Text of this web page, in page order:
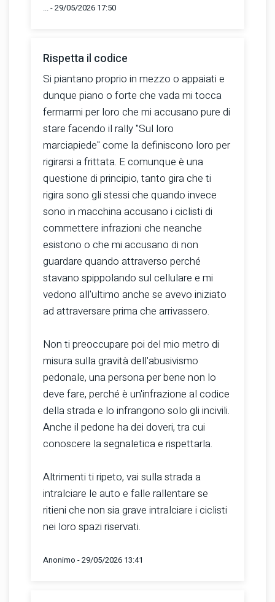
... - 29/05/2026 17:50
Rispetta il codice
Si piantano proprio in mezzo o appaiati e
dunque piano o forte che vada mi tocca
fermarmi per loro che mi accusano pure di
stare facendo il rally "Sul loro
marciapiede" come la definiscono loro per
rigirarsi a frittata. E comunque è una
questione di principio, tanto gira che ti
rigira sono gli stessi che quando invece
sono in macchina accusano i ciclisti di
commettere infrazioni che neanche
esistono o che mi accusano di non
guardare quando attraverso perché
stavano spippolando sul cellulare e mi
vedono all'ultimo anche se avevo iniziato
ad attraversare prima che arrivassero.
Non ti preoccupare poi del mio metro di
misura sulla gravità dell'abusivismo
pedonale, una persona per bene non lo
deve fare, perché è un'infrazione al codice
della strada e lo infrangono solo gli incivili.
Anche il pedone ha dei doveri, tra cui
conoscere la segnaletica e rispettarla.
Altrimenti ti ripeto, vai sulla strada a
intralciare le auto e falle rallentare se
ritieni che non sia grave intralciare i ciclisti
nei loro spazi riservati.
Anonimo - 29/05/2026 13:41